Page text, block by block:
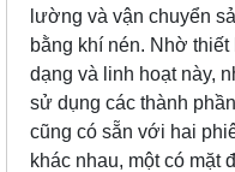
lường và vận chuyển
bằng khí nén. Nhờ
dạng và linh hoạt này,
sử dụng các thành
cũng có sẵn với hai
khác nhau, một có mặt